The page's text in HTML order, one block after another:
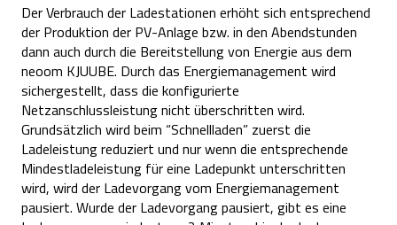
Der Verbrauch der Ladestationen erhöht sich entsprechend
der Produktion der PV-Anlage bzw. in den Abendstunden
dann auch durch die Bereitstellung von Energie aus dem
neoom KJUUBE. Durch das Energiemanagement wird
sichergestellt, dass die konfigurierte
Netzanschlussleistung nicht überschritten wird.
Grundsätzlich wird beim “Schnellladen” zuerst die
Ladeleistung reduziert und nur wenn die entsprechende
Mindestladeleistung für eine Ladepunkt unterschritten
wird, wird der Ladevorgang vom Energiemanagement
pausiert. Wurde der Ladevorgang pausiert, gibt es eine